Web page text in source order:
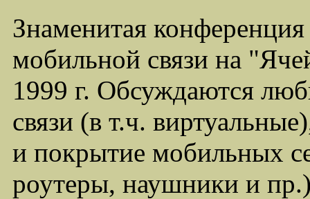
Знаменитая
мобильной связи на
1999 г. Обсуждаются
связи (в т.ч.
и покрытие мобильных
роутеры, наушники и